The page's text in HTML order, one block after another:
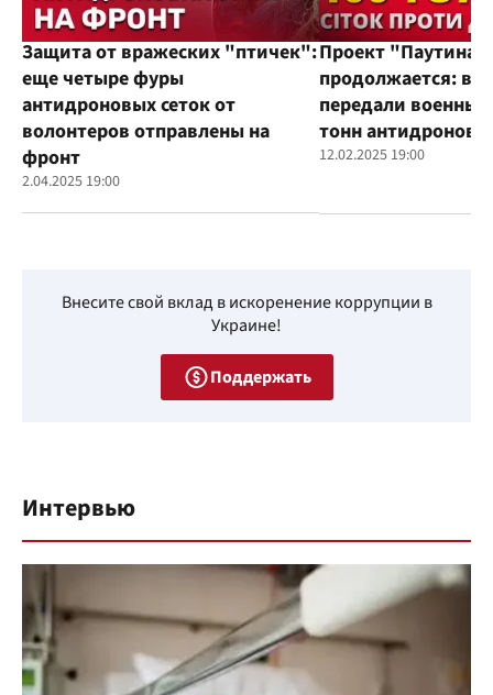
Защита от вражеских "птичек":
еще четыре фуры
антидроновых сеток от
волонтеров отправлены на
фронт
2.04.2025 19:00
Проект "Паутина"
продолжается:
передали
тонн
12.02.2025 19:00
Внесите свой вклад в искоренение коррупции в
Украине!
Поддержать
Интервью